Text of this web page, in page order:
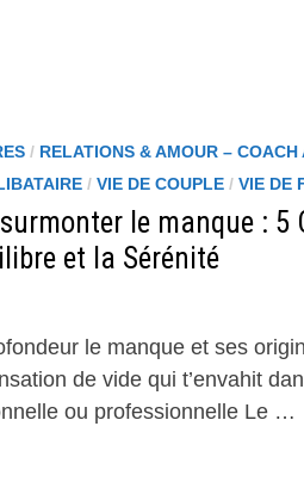
/ RELATIONS & AMOUR – COACH
/ VIE DE COUPLE/ VIE DE
le manque : 5
et la Sérénité
le manque et ses
de vide qui t’envahit
ou professionnelle Le …